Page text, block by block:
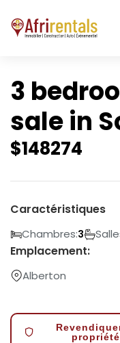
3
sale in
$148274
Caractéristiques
Chambres:3
Emplacement:
Alberton
propriété